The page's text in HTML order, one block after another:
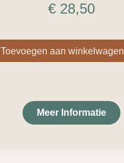
€28,50
Toevoegen aan winkelwagen
Meer Informatie